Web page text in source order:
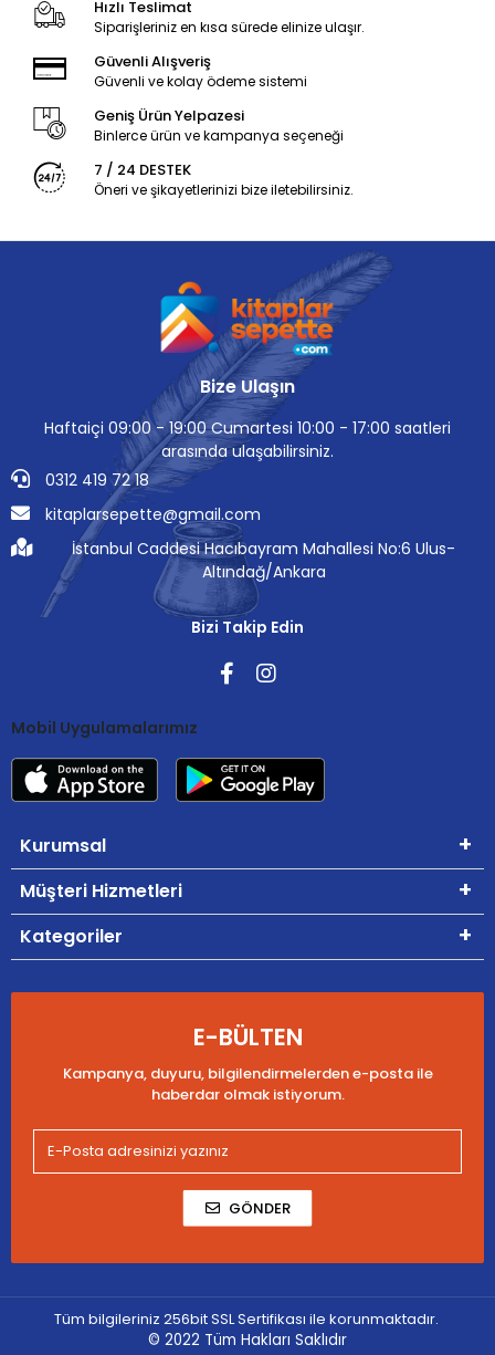
Hızlı Teslimat
Siparişleriniz en kısa sürede elinize ulaşır.
Güvenli Alışveriş
Güvenli ve kolay ödeme sistemi
Geniş Ürün Yelpazesi
Binlerce ürün ve kampanya seçeneği
7 / 24 DESTEK
Öneri ve şikayetlerinizi bize iletebilirsiniz.
Bize Ulaşın
Haftaiçi 09:00 - 19:00 Cumartesi 10:00 - 17:00 saatleri
arasında ulaşabilirsiniz.
0312 419 72 18
kitaplarsepette@gmail.com
İstanbul Caddesi Hacıbayram Mahallesi No:6 Ulus-
Altındağ/Ankara
Bizi Takip Edin
Mobil Uygulamalarımız
Kurumsal
Müşteri Hizmetleri
Kategoriler
E-BÜLTEN
Kampanya, duyuru, bilgilendirmelerden e-posta ile
haberdar olmak istiyorum.
GÖNDER
Tüm bilgileriniz 256bit SSL Sertifikası ile korunmaktadır.
© 2022 Tüm Hakları Saklıdır